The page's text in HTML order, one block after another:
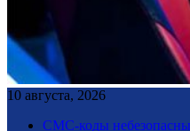
10 августа, 2026
СМС-коды